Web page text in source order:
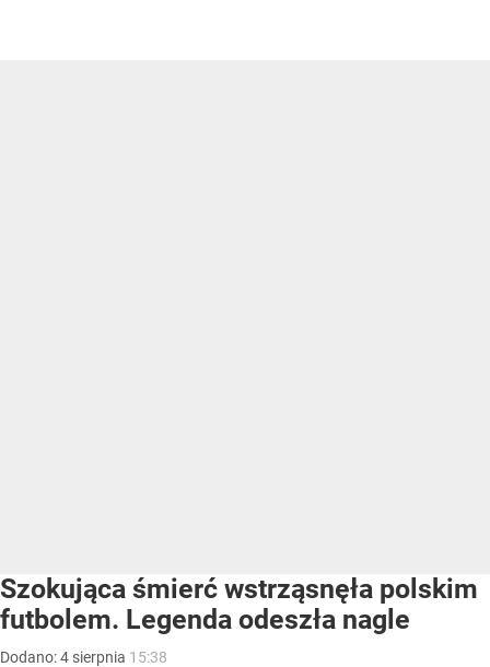
Szokująca śmierć wstrząsnęła polskim
futbolem. Legenda odeszła nagle
Dodano:4 sierpnia 15:38